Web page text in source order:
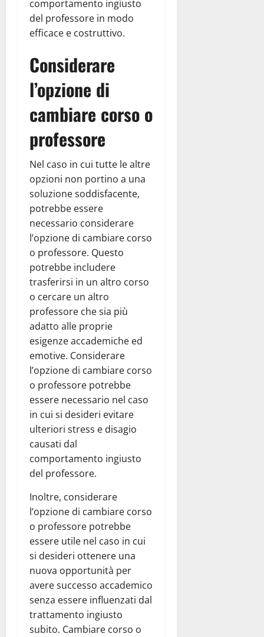
comportamento ingiusto
del professore in modo
efficace e costruttivo.
Considerare
l’opzione di
cambiare corso o
professore
Nel caso in cui tutte le altre
opzioni non portino a una
soluzione soddisfacente,
potrebbe essere
necessario considerare
l’opzione di cambiare corso
o professore. Questo
potrebbe includere
trasferirsi in un altro corso
o cercare un altro
professore che sia più
adatto alle proprie
esigenze accademiche ed
emotive. Considerare
l’opzione di cambiare corso
o professore potrebbe
essere necessario nel caso
in cui si desideri evitare
ulteriori stress e disagio
causati dal
comportamento ingiusto
del professore.
Inoltre, considerare
l’opzione di cambiare corso
o professore potrebbe
essere utile nel caso in cui
si desideri ottenere una
nuova opportunità per
avere successo accademico
senza essere influenzati dal
trattamento ingiusto
subito. Cambiare corso o